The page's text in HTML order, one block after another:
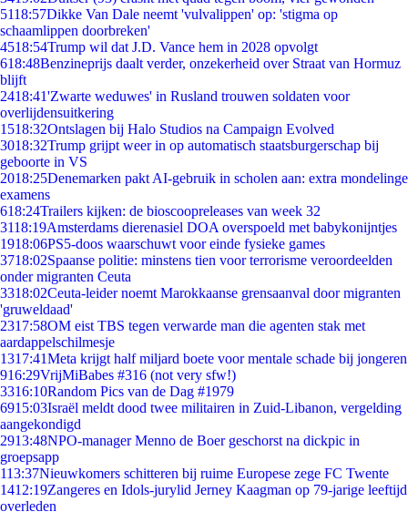
5118:57Dikke Van Dale neemt 'vulvalippen' op: 'stigma op
schaamlippen doorbreken'
4518:54Trump wil dat J.D. Vance hem in 2028 opvolgt
618:48Benzineprijs daalt verder, onzekerheid over Straat van Hormuz
blijft
2418:41'Zwarte weduwes' in Rusland trouwen soldaten voor
overlijdensuitkering
1518:32Ontslagen bij Halo Studios na Campaign Evolved
3018:32Trump grijpt weer in op automatisch staatsburgerschap bij
geboorte in VS
2018:25Denemarken pakt AI-gebruik in scholen aan: extra mondelinge
examens
618:24Trailers kijken: de bioscoopreleases van week 32
3118:19Amsterdams dierenasiel DOA overspoeld met babykonijntjes
1918:06PS5-doos waarschuwt voor einde fysieke games
3718:02Spaanse politie: minstens tien voor terrorisme veroordeelden
onder migranten Ceuta
3318:02Ceuta-leider noemt Marokkaanse grensaanval door migranten
'gruweldaad'
2317:58OM eist TBS tegen verwarde man die agenten stak met
aardappelschilmesje
1317:41Meta krijgt half miljard boete voor mentale schade bij jongeren
916:29VrijMiBabes #316 (not very sfw!)
3316:10Random Pics van de Dag #1979
6915:03Israël meldt dood twee militairen in Zuid-Libanon, vergelding
aangekondigd
2913:48NPO-manager Menno de Boer geschorst na dickpic in
groepsapp
113:37Nieuwkomers schitteren bij ruime Europese zege FC Twente
1412:19Zangeres en Idols-jurylid Jerney Kaagman op 79-jarige leeftijd
overleden